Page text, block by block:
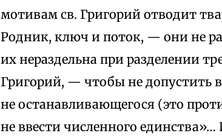
мотивам св. Григорий отводит
Родник, ключ и поток, — они не
их нераздельна при разделении
Григорий, — чтобы не допустить
не останавливающегося (это
не ввести численного